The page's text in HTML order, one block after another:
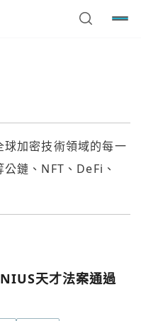
加密技術領域的每一
鏈、NFT、DeFi、
天才法案通過